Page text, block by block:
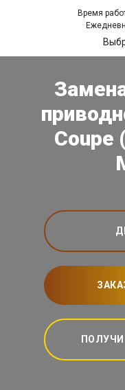
Время
Coupe